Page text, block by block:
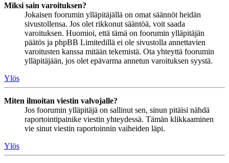
Miksi sain varoituksen?
Jokaisen foorumin ylläpitäjällä on omat säännöt heidän
sivustollensa. Jos olet rikkonut sääntöä, voit saada
varoituksen. Huomioi, että tämä on foorumin ylläpitäjän
päätös ja phpBB Limitedillä ei ole sivustolla annettavien
varoitusten kanssa mitään tekemistä. Ota yhteyttä foorumin
ylläpitäjään, jos olet epävarma annetun varoituksen syystä.
Ylös
Miten ilmoitan viestin valvojalle?
Jos foorumin ylläpitäjä on sallinut sen, sinun pitäisi nähdä
raportointipainike viestin yhteydessä. Tämän klikkaaminen
vie sinut viestin raportoinnin vaiheiden läpi.
Ylös